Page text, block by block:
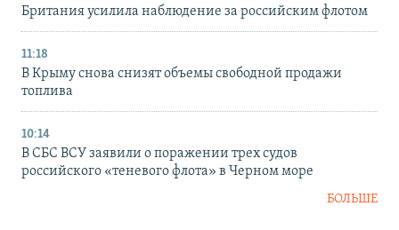
Британия усилила наблюдение за российским флотом
11:18
В Крыму снова снизят объемы свободной продажи
топлива
10:14
В СБС ВСУ заявили о поражении трех судов
российского «теневого флота» в Черном море
БОЛЬШЕ